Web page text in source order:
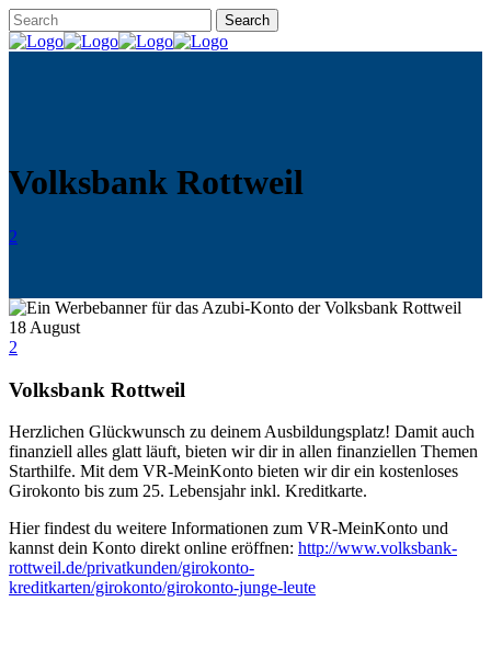
Volksbank Rottweil
2
18 August
2
Volksbank Rottweil
Herzlichen Glückwunsch zu deinem Ausbildungsplatz! Damit auch
finanziell alles glatt läuft, bieten wir dir in allen finanziellen Themen
Starthilfe. Mit dem VR-MeinKonto bieten wir dir ein kostenloses
Girokonto bis zum 25. Lebensjahr inkl. Kreditkarte.
Hier findest du weitere Informationen zum VR-MeinKonto und
kannst dein Konto direkt online eröffnen: http://www.volksbank-
rottweil.de/privatkunden/girokonto-
kreditkarten/girokonto/girokonto-junge-leute